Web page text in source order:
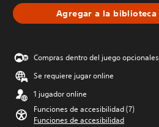
Agregar a la biblioteca
Compras dentro del juego opcionales
Se requiere jugar online
1 jugador online
Funciones de accesibilidad (7)
Funciones de accesibilidad